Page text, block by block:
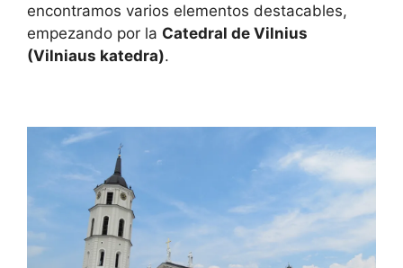
encontramos varios elementos destacables,
empezando por la Catedral de Vilnius
(Vilniaus katedra).